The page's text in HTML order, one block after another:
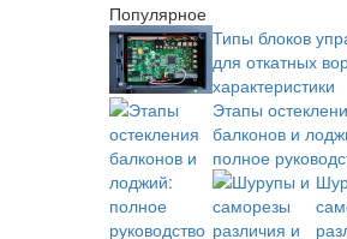
Популярное
Типы блоков
для откатных
характеристики
Этапы
балконов и
полное